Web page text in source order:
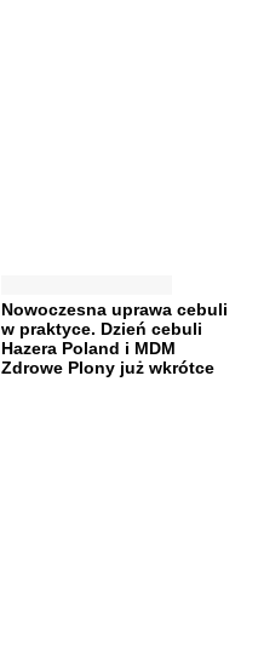
Nowoczesna uprawa cebuli
w praktyce. Dzień cebuli
Hazera Poland i MDM
Zdrowe Plony już wkrótce